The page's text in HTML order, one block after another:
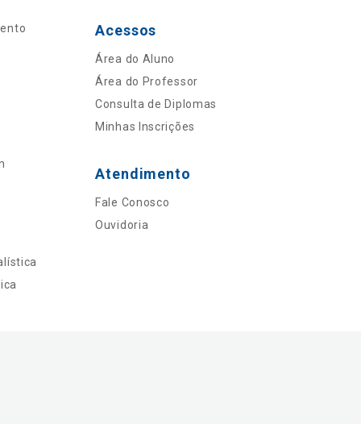
Acessos
Área do Aluno
Área do Professor
Consulta de Diplomas
Minhas Inscrições
Atendimento
Fale Conosco
Ouvidoria